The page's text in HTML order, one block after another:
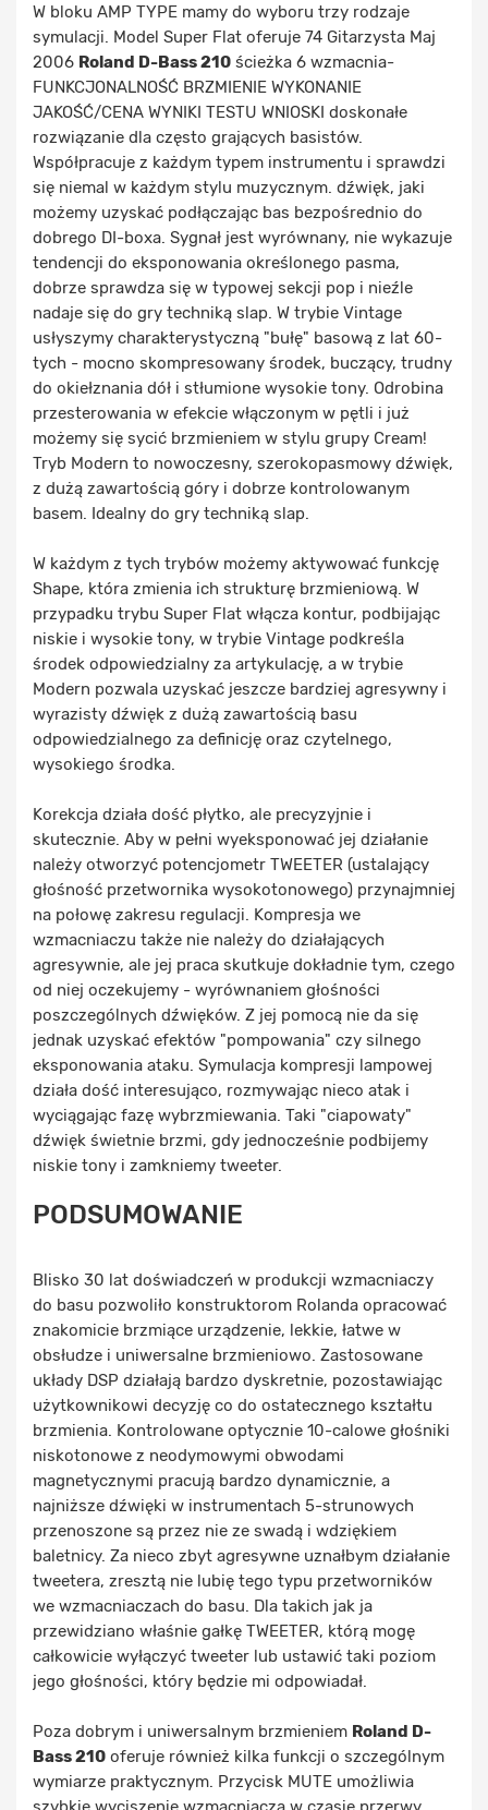
W bloku AMP TYPE mamy do wyboru trzy rodzaje
symulacji. Model Super Flat oferuje 74 Gitarzysta Maj
2006 Roland D-Bass 210 ścieżka 6 wzmacnia-
FUNKCJONALNOŚĆ BRZMIENIE WYKONANIE
JAKOŚĆ/CENA WYNIKI TESTU WNIOSKI doskonałe
rozwiązanie dla często grających basistów.
Współpracuje z każdym typem instrumentu i sprawdzi
się niemal w każdym stylu muzycznym. dźwięk, jaki
możemy uzyskać podłączając bas bezpośrednio do
dobrego DI-boxa. Sygnał jest wyrównany, nie wykazuje
tendencji do eksponowania określonego pasma,
dobrze sprawdza się w typowej sekcji pop i nieźle
nadaje się do gry techniką slap. W trybie Vintage
usłyszymy charakterystyczną "bułę" basową z lat 60-
tych - mocno skompresowany środek, buczący, trudny
do okiełznania dół i stłumione wysokie tony. Odrobina
przesterowania w efekcie włączonym w pętli i już
możemy się sycić brzmieniem w stylu grupy Cream!
Tryb Modern to nowoczesny, szerokopasmowy dźwięk,
z dużą zawartością góry i dobrze kontrolowanym
basem. Idealny do gry techniką slap.
W każdym z tych trybów możemy aktywować funkcję
Shape, która zmienia ich strukturę brzmieniową. W
przypadku trybu Super Flat włącza kontur, podbijając
niskie i wysokie tony, w trybie Vintage podkreśla
środek odpowiedzialny za artykulację, a w trybie
Modern pozwala uzyskać jeszcze bardziej agresywny i
wyrazisty dźwięk z dużą zawartością basu
odpowiedzialnego za definicję oraz czytelnego,
wysokiego środka.
Korekcja działa dość płytko, ale precyzyjnie i
skutecznie. Aby w pełni wyeksponować jej działanie
należy otworzyć potencjometr TWEETER (ustalający
głośność przetwornika wysokotonowego) przynajmniej
na połowę zakresu regulacji. Kompresja we
wzmacniaczu także nie należy do działających
agresywnie, ale jej praca skutkuje dokładnie tym, czego
od niej oczekujemy - wyrównaniem głośności
poszczególnych dźwięków. Z jej pomocą nie da się
jednak uzyskać efektów "pompowania" czy silnego
eksponowania ataku. Symulacja kompresji lampowej
działa dość interesująco, rozmywając nieco atak i
wyciągając fazę wybrzmiewania. Taki "ciapowaty"
dźwięk świetnie brzmi, gdy jednocześnie podbijemy
niskie tony i zamkniemy tweeter.
PODSUMOWANIE
Blisko 30 lat doświadczeń w produkcji wzmacniaczy
do basu pozwoliło konstruktorom Rolanda opracować
znakomicie brzmiące urządzenie, lekkie, łatwe w
obsłudze i uniwersalne brzmieniowo. Zastosowane
układy DSP działają bardzo dyskretnie, pozostawiając
użytkownikowi decyzję co do ostatecznego kształtu
brzmienia. Kontrolowane optycznie 10-calowe głośniki
niskotonowe z neodymowymi obwodami
magnetycznymi pracują bardzo dynamicznie, a
najniższe dźwięki w instrumentach 5-strunowych
przenoszone są przez nie ze swadą i wdziękiem
baletnicy. Za nieco zbyt agresywne uznałbym działanie
tweetera, zresztą nie lubię tego typu przetworników
we wzmacniaczach do basu. Dla takich jak ja
przewidziano właśnie gałkę TWEETER, którą mogę
całkowicie wyłączyć tweeter lub ustawić taki poziom
jego głośności, który będzie mi odpowiadał.
Poza dobrym i uniwersalnym brzmieniem Roland D-
Bass 210 oferuje również kilka funkcji o szczególnym
wymiarze praktycznym. Przycisk MUTE umożliwia